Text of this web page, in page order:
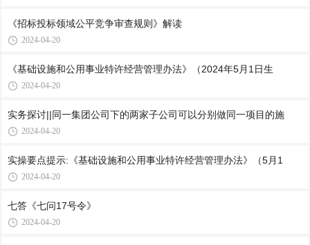
《招标投标领域公平竞争审查规则》解读
2024-04-20
《基础设施和公用事业特许经营管理办法》（2024年5月1日生
2024-04-20
实务探讨||同一集团公司下的两家子公司可以分别做同一项目的施
2024-04-20
实操要点提示:《基础设施和公用事业特许经营管理办法》（5月1
2024-04-20
七答《七问17号令》
2024-04-20